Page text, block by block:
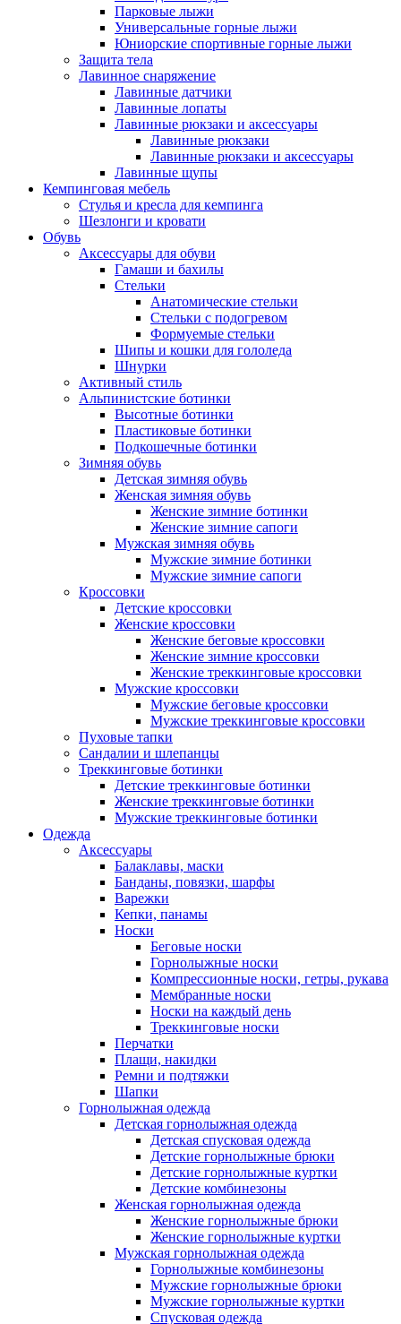
Парковые лыжи
Универсальные горные лыжи
Юниорские спортивные горные лыжи
Защита тела
Лавинное снаряжение
Лавинные датчики
Лавинные лопаты
Лавинные рюкзаки и аксессуары
Лавинные рюкзаки
Лавинные рюкзаки и аксессуары
Лавинные щупы
Кемпинговая мебель
Стулья и кресла для кемпинга
Шезлонги и кровати
Обувь
Аксессуары для обуви
Гамаши и бахилы
Стельки
Анатомические стельки
Стельки с подогревом
Формуемые стельки
Шипы и кошки для гололеда
Шнурки
Активный стиль
Альпинистские ботинки
Высотные ботинки
Пластиковые ботинки
Подкошечные ботинки
Зимняя обувь
Детская зимняя обувь
Женская зимняя обувь
Женские зимние ботинки
Женские зимние сапоги
Мужская зимняя обувь
Мужские зимние ботинки
Мужские зимние сапоги
Кроссовки
Детские кроссовки
Женские кроссовки
Женские беговые кроссовки
Женские зимние кроссовки
Женские треккинговые кроссовки
Мужские кроссовки
Мужские беговые кроссовки
Мужские треккинговые кроссовки
Пуховые тапки
Сандалии и шлепанцы
Треккинговые ботинки
Детские треккинговые ботинки
Женские треккинговые ботинки
Мужские треккинговые ботинки
Одежда
Аксессуары
Балаклавы, маски
Банданы, повязки, шарфы
Варежки
Кепки, панамы
Носки
Беговые носки
Горнолыжные носки
Компрессионные носки, гетры, рукава
Мембранные носки
Носки на каждый день
Треккинговые носки
Перчатки
Плащи, накидки
Ремни и подтяжки
Шапки
Горнолыжная одежда
Детская горнолыжная одежда
Детская спусковая одежда
Детские горнолыжные брюки
Детские горнолыжные куртки
Детские комбинезоны
Женская горнолыжная одежда
Женские горнолыжные брюки
Женские горнолыжные куртки
Мужская горнолыжная одежда
Горнолыжные комбинезоны
Мужские горнолыжные брюки
Мужские горнолыжные куртки
Спусковая одежда